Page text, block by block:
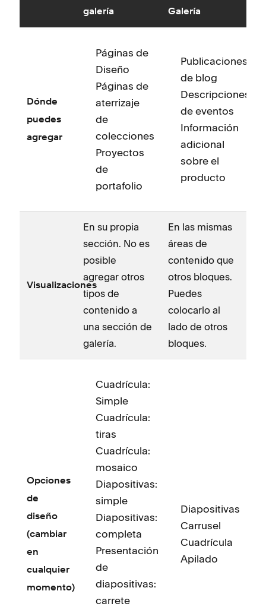
galería
Galería
Dónde
puedes
agregar
Páginas de
Diseño
Páginas de
aterrizaje
de
colecciones
Proyectos
de
portafolio
Publicaciones
de blog
Descripciones
de eventos
Información
adicional
sobre el
producto
Visualizaciones
En su propia
sección. No es
posible
agregar otros
tipos de
contenido a
una sección de
galería.
En las mismas
áreas de
contenido que
otros bloques.
Puedes
colocarlo al
lado de otros
bloques.
Opciones
de
diseño
(cambiar
en
cualquier
momento)
Cuadrícula:
Simple
Cuadrícula:
tiras
Cuadrícula:
mosaico
Diapositivas:
simple
Diapositivas:
completa
Presentación
de
diapositivas:
carrete
Diapositivas
Carrusel
Cuadrícula
Apilado